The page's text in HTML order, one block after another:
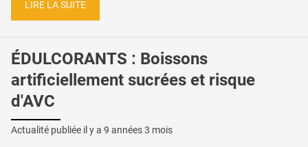
LIRE LA SUITE
ÉDULCORANTS : Boissons
artificiellement sucrées et risque
d'AVC
Actualité publiée il y a 9 années 3 mois